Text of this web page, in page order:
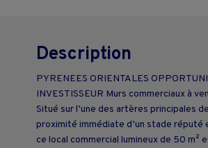
Description
PYRENEES ORIENTALES
INVESTISSEUR Murs commerciaux à
Situé sur l’une des artères principales
proximité immédiate d’un stade réputé
ce local commercial lumineux de 50 m²